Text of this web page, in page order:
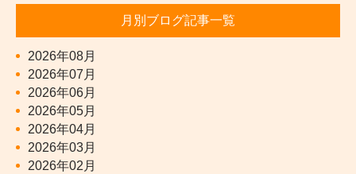
月別ブログ記事一覧
2026年08月
2026年07月
2026年06月
2026年05月
2026年04月
2026年03月
2026年02月